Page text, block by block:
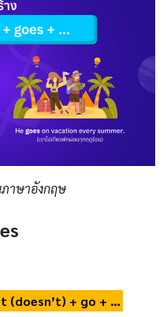
ภาษาอังกฤษ
(doesn’t) + go + …